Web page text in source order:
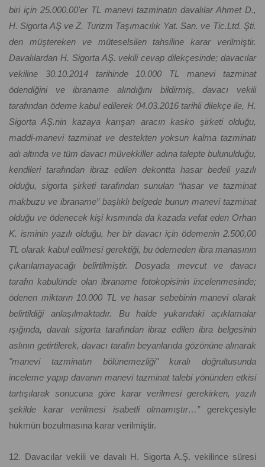
biri için 25.000,00'er TL manevi tazminatın davalılar Ahmet D.,
H. Sigorta AŞ ve Z. Turizm Taşımacılık Yat. San. ve Tic.Ltd. Şti.
den müştereken ve müteselsilen tahsiline karar verilmiştir.
Davalılardan H. Sigorta AŞ. vekili cevap dilekçesinde; davacılar
vekiline 30.10.2014 tarihinde 10.000 TL manevi tazminat
ödendiğini ve ibraname alındığını bildirmiş, davacı vekili
tarafından ödeme kabul edilerek 04.03.2016 tarihli dilekçe ile, H.
Sigorta AŞ.nin kazaya karışan aracın kasko şirketi olduğu,
maddi-manevi tazminat ve destekten yoksun kalma tazminatı
adı altında ve tüm davacı müvekkiller adına talepte bulunulduğu,
kendileri tarafından ibraz edilen dekontta hasar bedeli yazılı
olduğu, sigorta şirketi tarafından sunulan “hasar ve tazminat
makbuzu ve ibraname” başlıklı belgede bunun manevi tazminat
olduğu ve ödenecek kişi kısmında da kazada vefat eden Orhan
K. isminin yazılı olduğu, her bir davacı için ödemenin 2.500,00
TL olarak kabul edilmesi gerektiği, bu ödemeden ibra manasının
çıkarılamayacağı belirtilmiştir. Dosyada mevcut ve davacı
tarafın kabulünde olan ibraname fotokopisinin incelenmesinde;
ödenen miktarın 10.000 TL ve hasar sebebinin manevi olarak
belirtildiği anlaşılmaktadır. Bu halde yukarıdaki açıklamalar
ışığında, davalı sigorta tarafından ibraz edilen ibra belgesinin
aslının getirtilerek, davacı tarafın beyanlarıda gözönüne alınarak
"manevi tazminatın bölünemezliği" kuralı doğrultusunda
inceleme yapıp davanın manevi tazminat talebi yönünden etkisi
tartışılarak sonucuna göre karar verilmesi gerekirken, yazılı
şekilde karar verilmesi isabetli olmamıştır…”gerekçesiyle
hükmün bozulmasına karar verilmiştir.
12. Davacılar vekili ve davalı H. Sigorta A.Ş. vekilince süresi